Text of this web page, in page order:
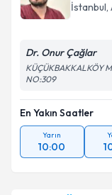
İstanbul,
Dr. Onur Çağlar
KÜÇÜKBAKKALKÖY
NO:309
En Yakın Saatler
Yarın
10:00